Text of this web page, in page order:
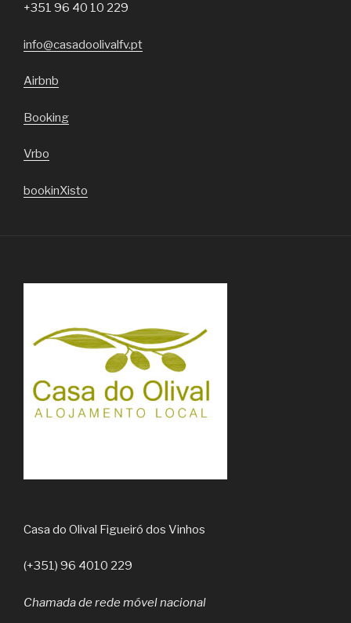
+351 96 40 10 229
info@casadoolivalfv.pt
Airbnb
Booking
Vrbo
bookinXisto
Casa do Olival Figueiró dos Vinhos
(+351) 96 4010 229
Chamada de rede móvel nacional